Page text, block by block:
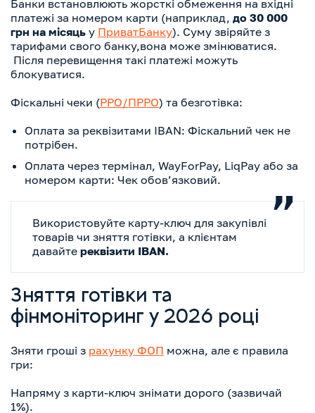
Банки встановлюють жорсткі обмеження на вхідні
платежі за номером карти (наприклад, до 30 000
грн на місяць у ПриватБанку). Суму звіряйте з
тарифами свого банку,вона може змінюватися.
Після перевищення такі платежі можуть
блокуватися.
Фіскальні чеки (РРО/ПРРО) та безготівка:
Оплата за реквізитами IBAN: Фіскальний чек не
потрібен.
Оплата через термінал, WayForPay, LiqPay або за
номером карти: Чек обов’язковий.
Використовуйте карту-ключ для закупівлі
товарів чи зняття готівки, а клієнтам
давайте реквізити IBAN.
Зняття готівки та
фінмоніторинг у 2026 році
Зняти гроші з рахунку ФОП можна, але є правила
гри:
Напряму з карти-ключ знімати дорого (зазвичай
1%).